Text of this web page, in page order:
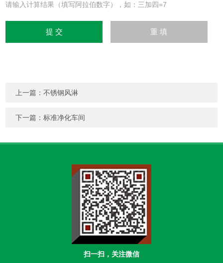
请输入计算结果（填写阿拉伯数字），如：三加四=7
上一篇：不锈钢风淋
下一篇：标准净化车间
扫一扫，关注微信